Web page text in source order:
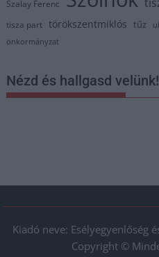
Szalay Ferenc
tisza part törökszentmiklós tűz
önkormányzat
Nézd és hallgasd velünk!
Kiadó neve: Esélyegyenlőség
Copyright ©